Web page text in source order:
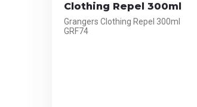
Clothing Repel 300ml
Grangers Clothing Repel 300ml
GRF74